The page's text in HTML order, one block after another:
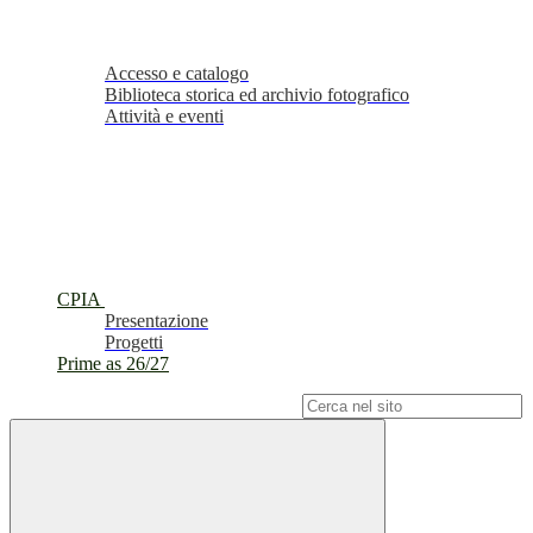
Accesso e catalogo
Biblioteca storica ed archivio fotografico
Attività e eventi
CPIA
Presentazione
Progetti
Prime as 26/27